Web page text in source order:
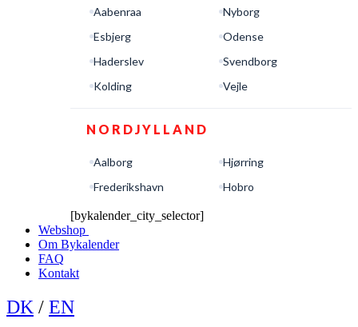
Aabenraa
Esbjerg
Haderslev
Kolding
Nyborg
Odense
Svendborg
Vejle
NORDJYLLAND
Aalborg
Frederikshavn
Hjørring
Hobro
[bykalender_city_selector]
Webshop
Om Bykalender
FAQ
Kontakt
DK / EN